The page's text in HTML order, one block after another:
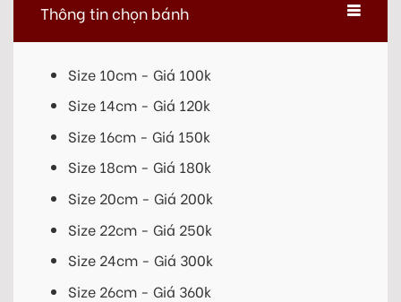
Thông tin chọn bánh
Size 10cm - Giá 100k
Size 14cm - Giá 120k
Size 16cm - Giá 150k
Size 18cm - Giá 180k
Size 20cm - Giá 200k
Size 22cm - Giá 250k
Size 24cm - Giá 300k
Size 26cm - Giá 360k